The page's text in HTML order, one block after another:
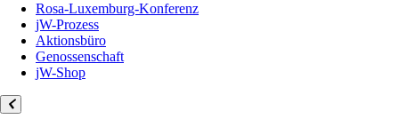
Rosa-Luxemburg-Konferenz
jW-Prozess
Aktionsbüro
Genossenschaft
jW-Shop